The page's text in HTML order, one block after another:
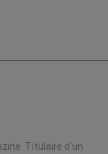
Titulaire d'un